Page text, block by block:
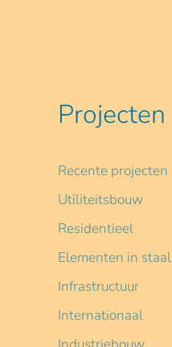
Projecten
Recente projecten
Utiliteitsbouw
Residentieel
Elementen in staal
Infrastructuur
Internationaal